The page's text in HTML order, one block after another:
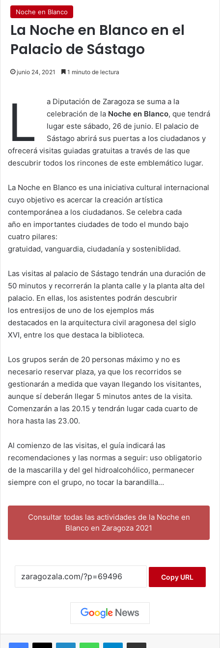
Noche en Blanco
La Noche en Blanco en el
Palacio de Sástago
junio 24, 2021 1 minuto de lectura
L
a Diputación de Zaragoza se suma a la
celebración de la Noche en Blanco, que tendrá
lugar este sábado, 26 de junio. El palacio de
Sástago abrirá sus puertas a los ciudadanos y
ofrecerá visitas guiadas gratuitas a través de las que
descubrir todos los rincones de este emblemático lugar.
La Noche en Blanco es una iniciativa cultural internacional
cuyo objetivo es acercar la creación artística
contemporánea a los ciudadanos. Se celebra cada
año en importantes ciudades de todo el mundo bajo
cuatro pilares:
gratuidad, vanguardia, ciudadanía y sosteniblidad.
Las visitas al palacio de Sástago tendrán una duración de
50 minutos y recorrerán la planta calle y la planta alta del
palacio. En ellas, los asistentes podrán descubrir
los entresijos de uno de los ejemplos más
destacados en la arquitectura civil aragonesa del siglo
XVI, entre los que destaca la biblioteca.
Los grupos serán de 20 personas máximo y no es
necesario reservar plaza, ya que los recorridos se
gestionarán a medida que vayan llegando los visitantes,
aunque sí deberán llegar 5 minutos antes de la visita.
Comenzarán a las 20.15 y tendrán lugar cada cuarto de
hora hasta las 23.00.
Al comienzo de las visitas, el guía indicará las
recomendaciones y las normas a seguir: uso obligatorio
de la mascarilla y del gel hidroalcohólico, permanecer
siempre con el grupo, no tocar la barandilla…
Consultar todas las actividades de la Noche en
Blanco en Zaragoza 2021
Copy URL
Telegram